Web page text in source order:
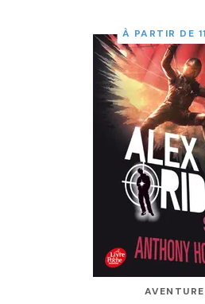
À PARTIR DE